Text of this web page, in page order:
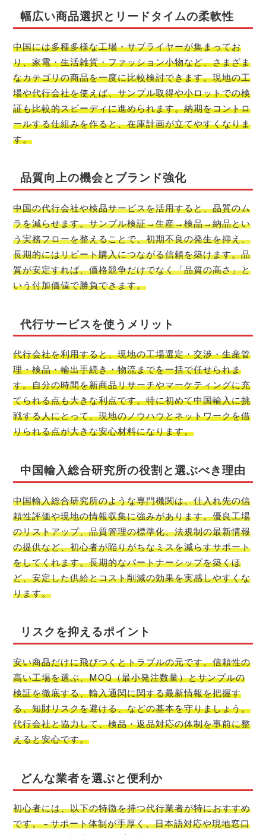
幅広い商品選択とリードタイムの柔軟性
中国には多種多様な工場・サプライヤーが集まってお
り、家電・生活雑貨・ファッション小物など、さまざま
なカテゴリの商品を一度に比較検討できます。現地の工
場や代行会社を使えば、サンプル取得や小ロットでの検
証も比較的スピーディに進められます。納期をコントロ
ールする仕組みを作ると、在庫計画が立てやすくなりま
す。
品質向上の機会とブランド強化
中国の代行会社や検品サービスを活用すると、品質のム
ラを減らせます。サンプル検証→生産→検品→納品とい
う実務フローを整えることで、初期不良の発生を抑え、
長期的にはリピート購入につながる信頼を築けます。品
質が安定すれば、価格競争だけでなく「品質の高さ」と
いう付加価値で勝負できます。
代行サービスを使うメリット
代行会社を利用すると、現地の工場選定・交渉・生産管
理・検品・輸出手続き・物流までを一括で任せられま
す。自分の時間を新商品リサーチやマーケティングに充
てられる点も大きな利点です。特に初めて中国輸入に挑
戦する人にとって、現地のノウハウとネットワークを借
りられる点が大きな安心材料になります。
中国輸入総合研究所の役割と選ぶべき理由
中国輸入総合研究所のような専門機関は、仕入れ先の信
頼性評価や現地の情報収集に強みがあります。優良工場
のリストアップ、品質管理の標準化、法規制の最新情報
の提供など、初心者が陥りがちなミスを減らすサポート
をしてくれます。長期的なパートナーシップを築くほ
ど、安定した供給とコスト削減の効果を実感しやすくな
ります。
リスクを抑えるポイント
安い商品だけに飛びつくとトラブルの元です。信頼性の
高い工場を選ぶ、MOQ（最小発注数量）とサンプルの
検証を徹底する、輸入通関に関する最新情報を把握す
る、知財リスクを避ける、などの基本を守りましょう。
代行会社と協力して、検品・返品対応の体制を事前に整
えると安心です。
どんな業者を選ぶと便利か
初心者には、以下の特徴を持つ代行業者が特におすすめ
です。 – サポート体制が手厚く、日本語対応や現地窓口